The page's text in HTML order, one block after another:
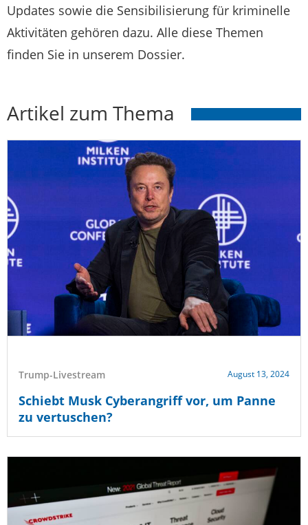
Updates sowie die Sensibilisierung für kriminelle
Aktivitäten gehören dazu. Alle diese Themen
finden Sie in unserem Dossier.
Artikel zum Thema
Trump-Livestream August 13, 2024
Schiebt Musk Cyberangriff vor, um Panne
zu vertuschen?